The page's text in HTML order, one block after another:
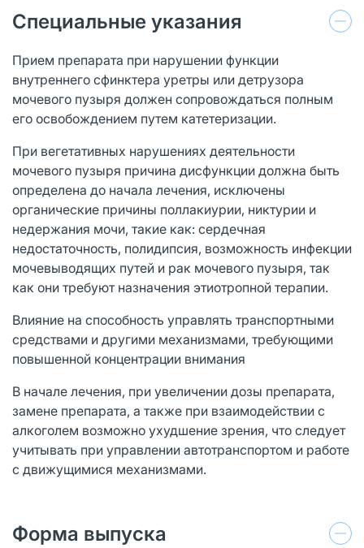
Специальные указания
Прием препарата при нарушении функции
внутреннего сфинктера уретры или детрузора
мочевого пузыря должен сопровождаться полным
его освобождением путем катетеризации.
При вегетативных нарушениях деятельности
мочевого пузыря причина дисфункции должна быть
определена до начала лечения, исключены
органические причины поллакиурии, никтурии и
недержания мочи, такие как: сердечная
недостаточность, полидипсия, возможность инфекции
мочевыводящих путей и рак мочевого пузыря, так
как они требуют назначения этиотропной терапии.
Влияние на способность управлять транспортными
средствами и другими механизмами, требующими
повышенной концентрации внимания
В начале лечения, при увеличении дозы препарата,
замене препарата, а также при взаимодействии с
алкоголем возможно ухудшение зрения, что следует
учитывать при управлении автотранспортом и работе
с движущимися механизмами.
Форма выпуска